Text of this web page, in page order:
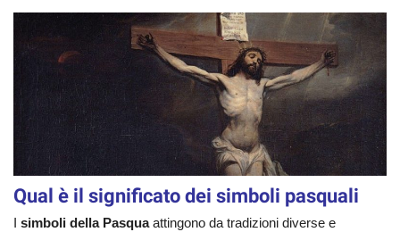
Qual è il significato dei simboli pasquali
I simboli della Pasquaattingono da tradizioni diverse e